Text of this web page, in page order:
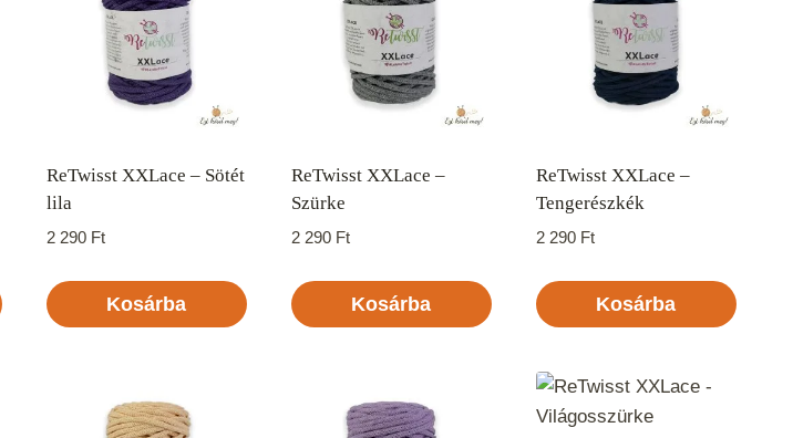
ReTwisst XXLace – Sötét
lila
2 290 Ft
Kosárba
ReTwisst XXLace –
Szürke
2 290 Ft
Kosárba
ReTwisst XXLace –
Tengerészkék
2 290 Ft
Kosárba